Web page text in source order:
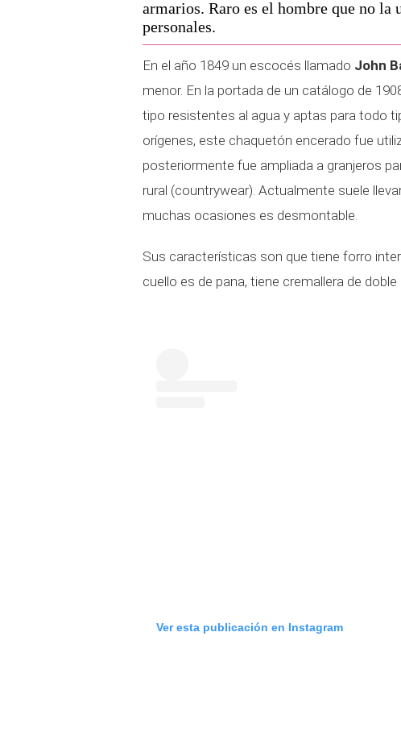
armarios. Raro es el hombre que no la
personales.
En el año 1849 un escocés llamado John
menor. En la portada de un catálogo de
tipo resistentes al agua y aptas para todo
orígenes, este chaquetón encerado fue
posteriormente fue ampliada a granjeros
rural (countrywear). Actualmente suele
muchas ocasiones es desmontable.
Sus características son que tiene forro
cuello es de pana, tiene cremallera de
Ver esta publicación en Instagram